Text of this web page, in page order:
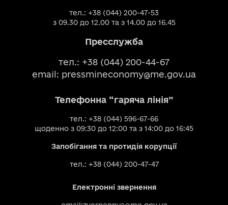
тел.: +38 (044) 200-47-53
з 09.30 до 12.00 та з 14.00 до 16.45
Пресслужба
тел.: +38 (044) 200-44-67
email: pressmineconomy@me.gov.ua
Телефонна “гаряча лінія”
тел.: +38 (044) 596-67-66
щоденно з 09:30 до 12:00 та з 14:00 до 16:45
Запобігання та протидія корупції
тел.: +38 (044) 200-47-47
Електронні звернення